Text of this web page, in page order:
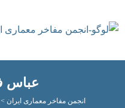
عباس فرخ
انجمن مفاخر معماری ایران > اخبار